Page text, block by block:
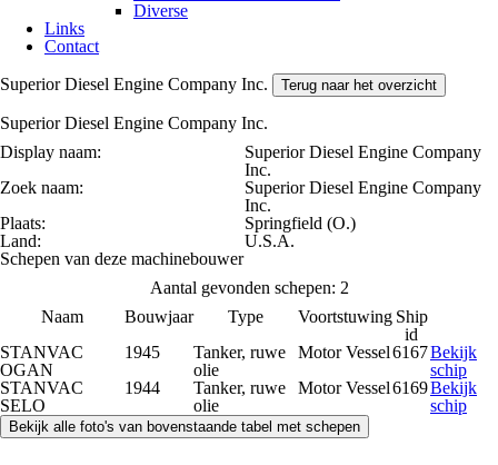
Diverse
Links
Contact
Superior Diesel Engine Company Inc.
Terug naar het overzicht
Superior Diesel Engine Company Inc.
Display naam:
Superior Diesel Engine Company
Inc.
Zoek naam:
Superior Diesel Engine Company
Inc.
Plaats:
Springfield (O.)
Land:
U.S.A.
Schepen van deze machinebouwer
Aantal gevonden schepen: 2
Naam
Bouwjaar Type Voortstuwing Ship
id
STANVAC
OGAN
1945
Tanker, ruwe
olie
Motor Vessel6167Bekijk
schip
STANVAC
SELO
1944
Tanker, ruwe
olie
Motor Vessel6169Bekijk
schip